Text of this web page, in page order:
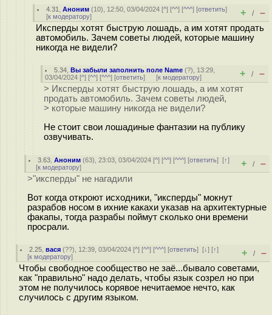
4.31 ,Аноним (10), 12:50, 03/04/2024 [^] [^^] [^^^] [ответить]
[к модератору] + / –
Иксперды хотят быструю лошадь, а им хотят продать
автомобиль. Зачем советы людей, которые машину
никогда не видели?
5.34 ,Вы забыли заполнить поле Name (?), 13:29,
03/04/2024 [^] [^^] [^^^] [ответить] [к модератору] + / –
> Иксперды хотят быструю лошадь, а им хотят
продать автомобиль. Зачем советы людей,
> которые машину никогда не видели?
Не стоит свои лошадиные фантазии на публику
озвучивать.
3.63 ,Аноним (63), 23:03, 03/04/2024 [^] [^^] [^^^] [ответить][↑]
[к модератору] + / –
>"иксперды" не нагадили
Вот когда откроют исходники, "иксперды" мокнут
разрабов носом в ихние какахи указав на архитектурные
факапы, тогда разрабы поймут сколько они времени
просрали.
2.25 ,вася (??), 12:39, 03/04/2024 [^] [^^] [^^^] [ответить][↓] [↑]
[к модератору] + / –
Чтобы свободное сообщество не заё...бывало советами,
как "правильно" надо делать, чтобы язык созрел но при
этом не получилось корявое нечитаемое нечто, как
случилось с другим языком.